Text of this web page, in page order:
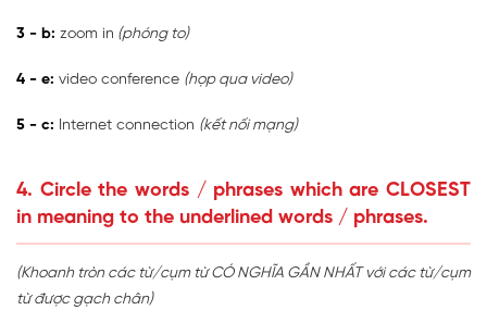
3 - b: zoom in (phóng to)
4 - e: video conference (họp qua video)
5 - c: Internet connection (kết nối mạng)
4. Circle the words / phrases which are CLOSEST
in meaning to the underlined words / phrases.
(Khoanh tròn các từ/cụm từ CÓ NGHĨA GẦN NHẤT với các từ/cụm
từ được gạch chân)